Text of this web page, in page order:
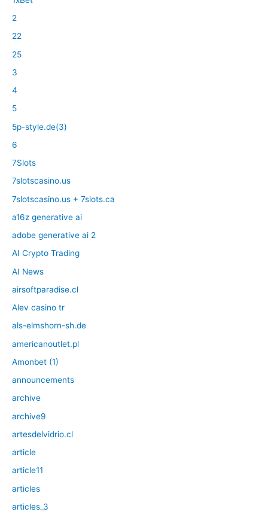
2
22
25
3
4
5
5p-style.de(3)
6
7Slots
7slotscasino.us
7slotscasino.us + 7slots.ca
a16z generative ai
adobe generative ai 2
AI Crypto Trading
AI News
airsoftparadise.cl
Alev casino tr
als-elmshorn-sh.de
americanoutlet.pl
Amonbet (1)
announcements
archive
archive9
artesdelvidrio.cl
article
article11
articles
articles_3